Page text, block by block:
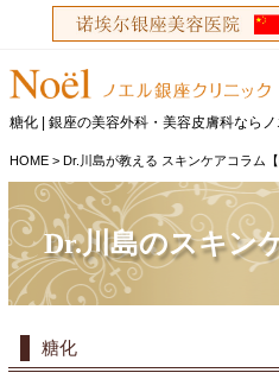
糖化 | 銀座の美容外科・美容皮膚科なら
HOME > Dr.川島が教える スキンケアコラム【
Dr.川島のスキン
糖化